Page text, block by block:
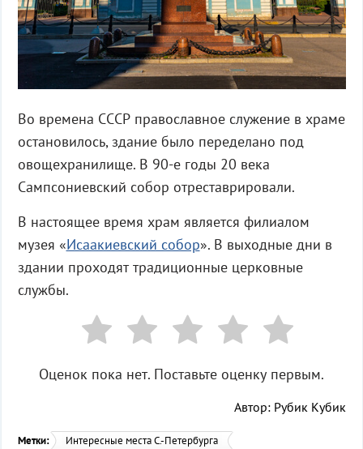
Во времена СССР православное служение в храме
остановилось, здание было переделано под
овощехранилище. В 90-е годы 20 века
Сампсониевский собор отреставрировали.
В настоящее время храм является филиалом
музея «Исаакиевский собор». В выходные дни в
здании проходят традиционные церковные
службы.
Оценок пока нет. Поставьте оценку первым.
Автор: Рубик Кубик
Метки: Интересные места С.-Петербурга